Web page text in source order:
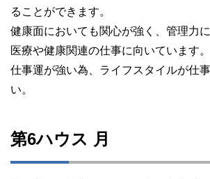
ることができます。
健康面においても関心が強く、管理力
医療や健康関連の仕事に向いています。
仕事運が強い為、ライフスタイルが仕
い。
第6ハウス 月